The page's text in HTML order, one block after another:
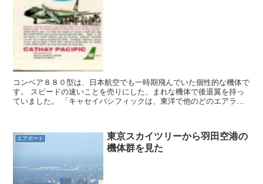
コンベア８８０型は、日本航空でも一時期飛んでいた個性的な機体で
す。 スピードの速いことを売りにした、まれな機体で後退翼を持っ
ていました。 「キャセイパシフィックは、東洋で他のどのエアライ
エアポート
東京スカイツリーから羽田空港の
機体群を見た